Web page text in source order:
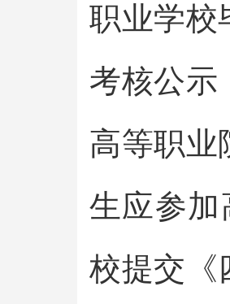
职业学校
考核公示
高等职业
生应参加
校提交《